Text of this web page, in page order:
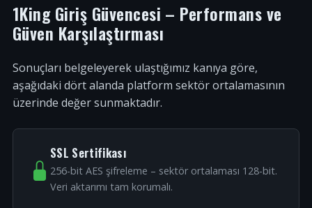
1King Giriş Güvencesi – Performans ve
Güven Karşılaştırması
Sonuçları belgeleyerek ulaştığımız kanıya göre,
aşağıdaki dört alanda platform sektör ortalamasının
üzerinde değer sunmaktadır.
SSL Sertifikası
256-bit AES şifreleme – sektör ortalaması 128-bit.
Veri aktarımı tam korumalı.